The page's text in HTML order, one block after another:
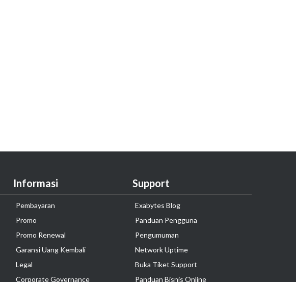
Informasi
Pembayaran
Promo
Promo Renewal
Garansi Uang Kembali
Legal
Corporate Governance
Support
Exabytes Blog
Panduan Pengguna
Pengumuman
Network Uptime
Buka Tiket Support
Panduan Bisnis Online